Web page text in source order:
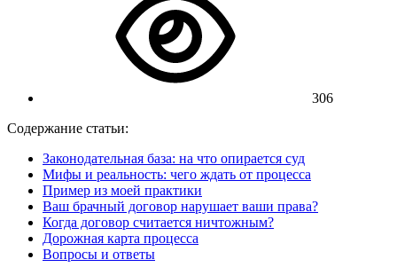
306
Содержание статьи:
Законодательная база: на что опирается суд
Мифы и реальность: чего ждать от процесса
Пример из моей практики
Ваш брачный договор нарушает ваши права?
Когда договор считается ничтожным?
Дорожная карта процесса
Вопросы и ответы